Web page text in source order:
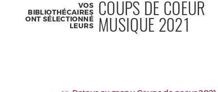
VOS
BIBLIOTHÉCAIRES
ONT SÉLECTIONNÉ
LEURS
COUPS DE COEUR
MUSIQUE 2021